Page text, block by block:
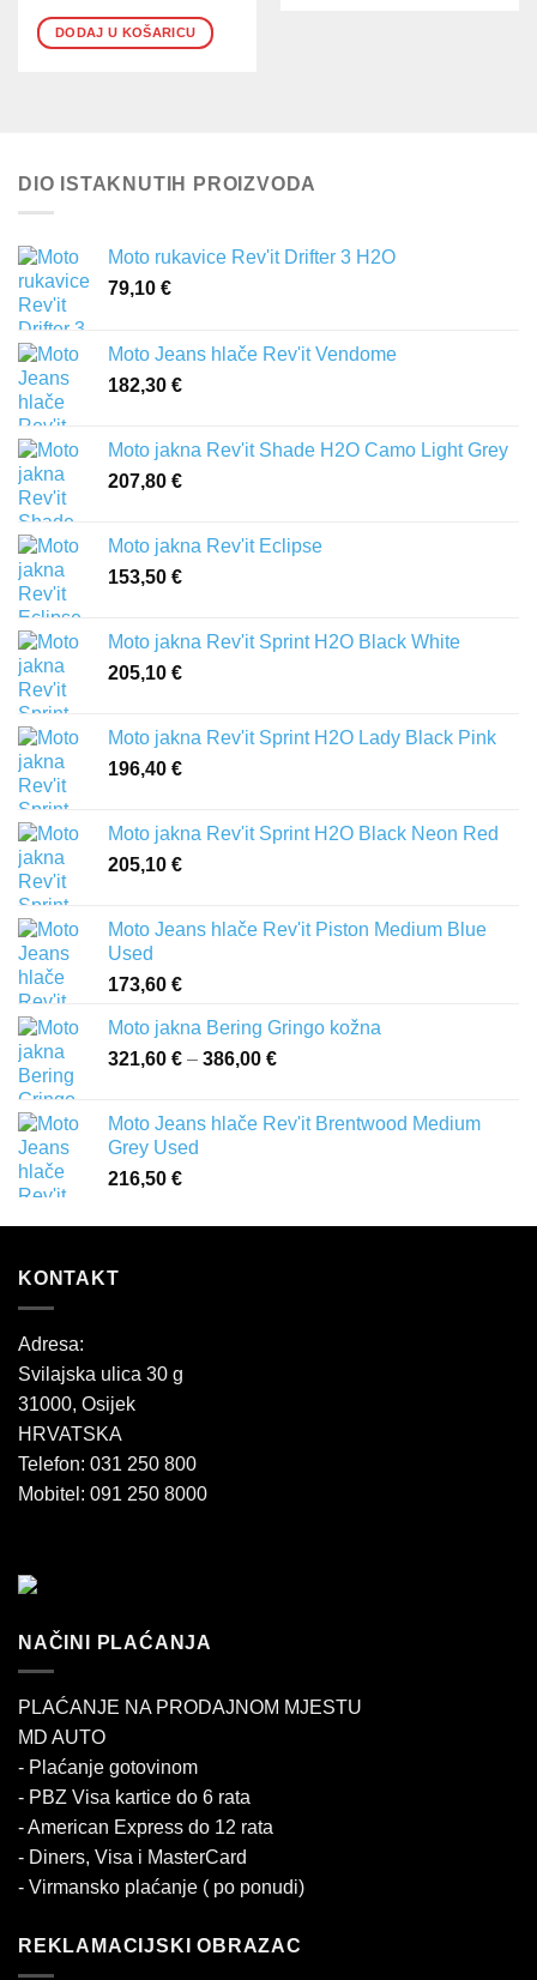
DODAJ U KOŠARICU
DIO ISTAKNUTIH PROIZVODA
Moto rukavice Rev'it Drifter 3 H2O
79,10 €
Moto Jeans hlače Rev'it Vendome
182,30 €
Moto jakna Rev'it Shade H2O Camo Light Grey
207,80 €
Moto jakna Rev'it Eclipse
153,50 €
Moto jakna Rev'it Sprint H2O Black White
205,10 €
Moto jakna Rev'it Sprint H2O Lady Black Pink
196,40 €
Moto jakna Rev'it Sprint H2O Black Neon Red
205,10 €
Moto Jeans hlače Rev'it Piston Medium Blue
Used
173,60 €
Moto jakna Bering Gringo kožna
321,60 € – 386,00 €
321,60 €
Moto Jeans hlače Rev'it Brentwood Medium
Grey Used
216,50 €
KONTAKT
Adresa:
Svilajska ulica 30 g
31000, Osijek
HRVATSKA
Telefon: 031 250 800
Mobitel: 091 250 8000
NAČINI PLAĆANJA
PLAĆANJE NA PRODAJNOM MJESTU
MD AUTO
- Plaćanje gotovinom
- PBZ Visa kartice do 6 rata
- American Express do 12 rata
- Diners, Visa i MasterCard
- Virmansko plaćanje ( po ponudi)
REKLAMACIJSKI OBRAZAC